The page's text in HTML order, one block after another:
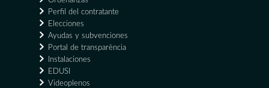
Perfil del contratante
Elecciones
Ayudas y subvenciones
Portal de transparència
Instalaciones
EDUSI
Videoplenos